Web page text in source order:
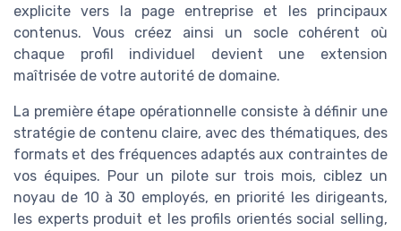
explicite vers la page entreprise et les principaux
contenus. Vous créez ainsi un socle cohérent où
chaque profil individuel devient une extension
maîtrisée de votre autorité de domaine.
La première étape opérationnelle consiste à définir une
stratégie de contenu claire, avec des thématiques, des
formats et des fréquences adaptés aux contraintes de
vos équipes. Pour un pilote sur trois mois, ciblez un
noyau de 10 à 30 employés, en priorité les dirigeants,
les experts produit et les profils orientés social selling,